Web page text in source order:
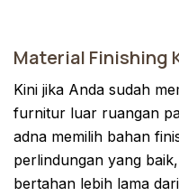
Material Finishing
Kini jika Anda sudah
furnitur luar ruangan
adna memilih bahan
perlindungan yang
bertahan lebih lama